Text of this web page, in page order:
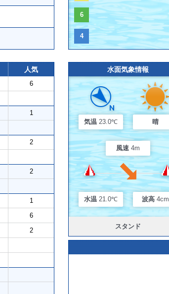
6
4
人気
6
1
2
2
1
6
2
水面気象情報
気温 23.0℃ 晴
風速 4m
水温 21.0℃ 波高 4cm
スタンド